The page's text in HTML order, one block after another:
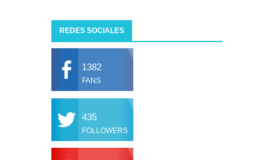
REDES SOCIALES
1382
FANS
435
FOLLOWERS